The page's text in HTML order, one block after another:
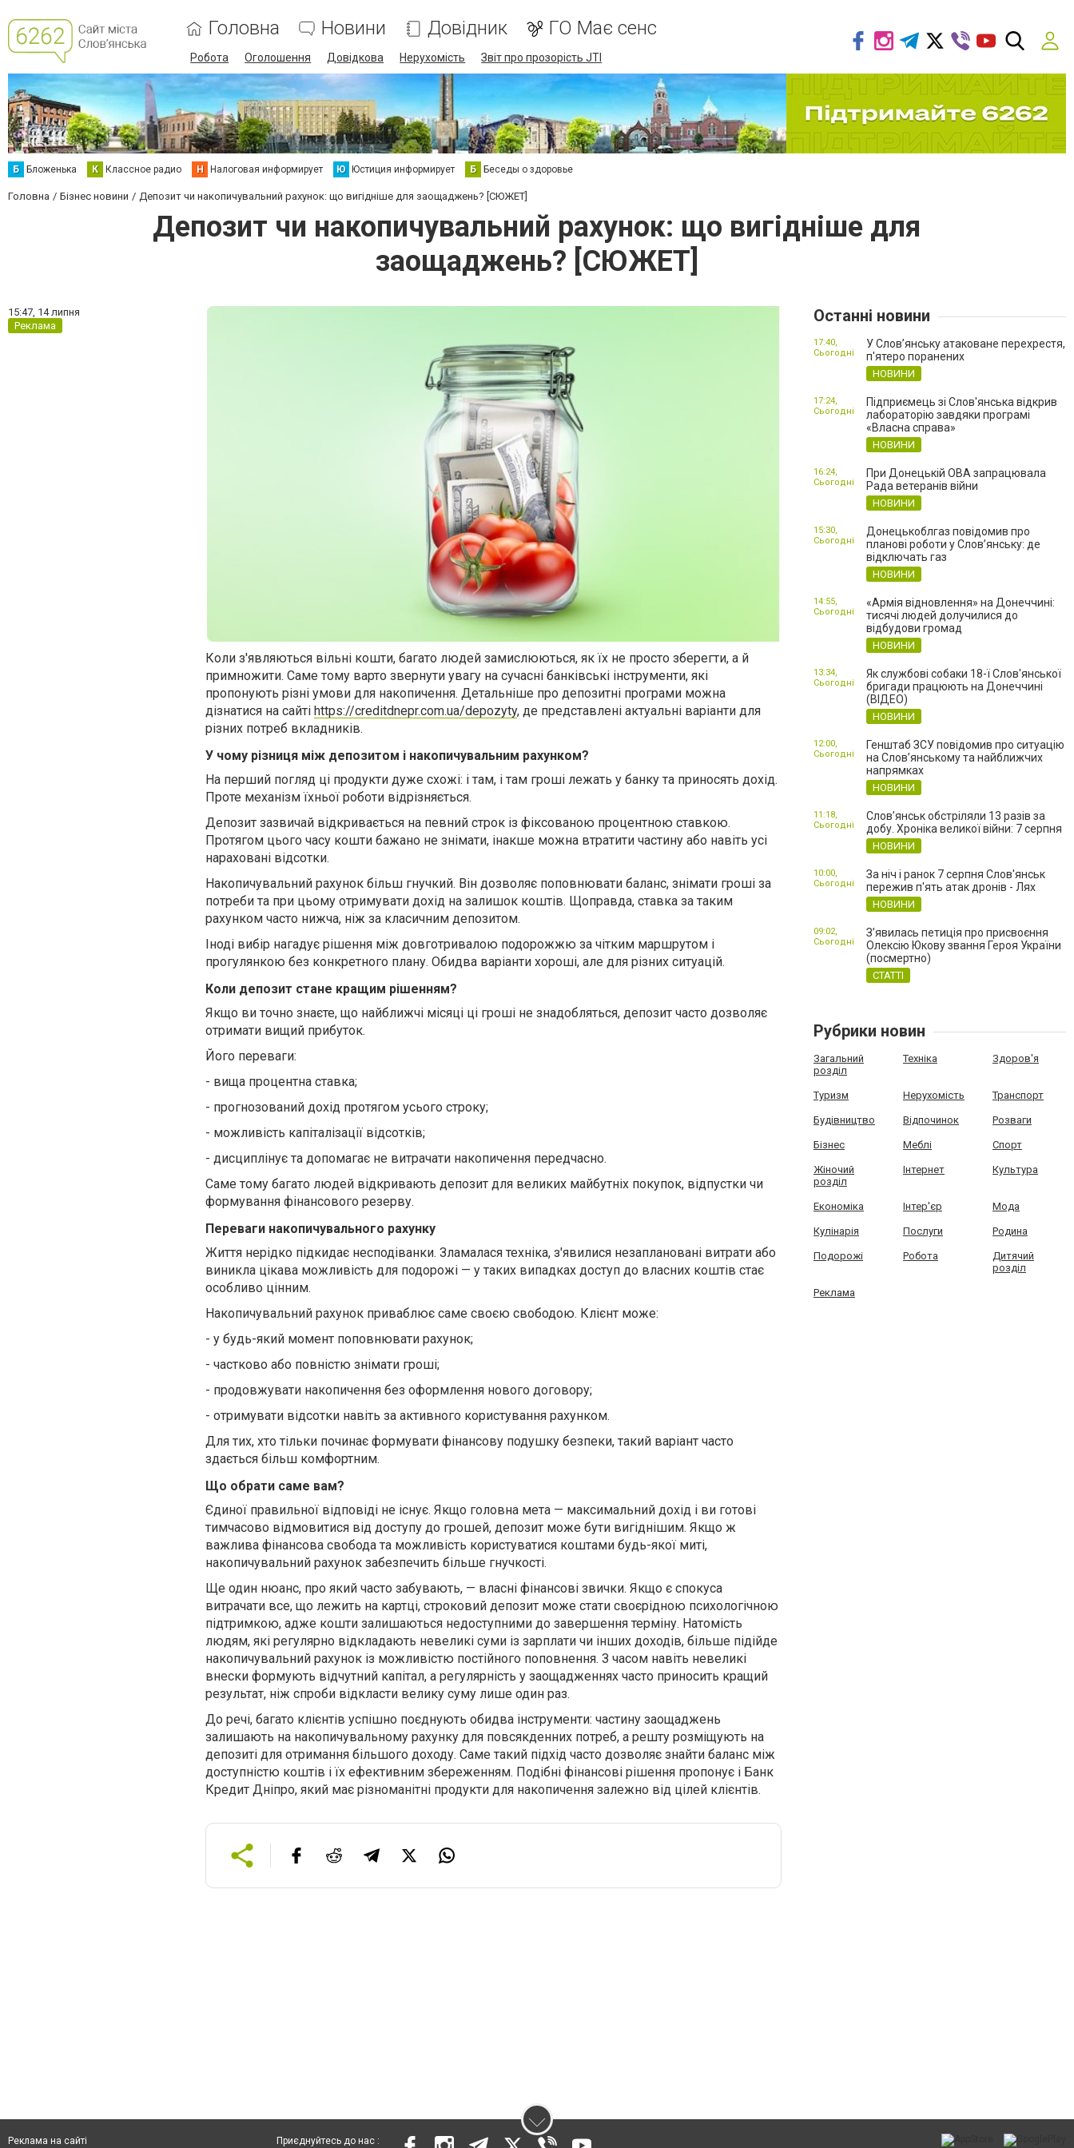
Головна Новини Довідник ГО Має сенс
Робота Оголошення Довідкова Нерухомість Звіт про прозорість JTI
Б Бложенька К Классное радио Н Налоговая информирует Ю Юстиция информирует Б Беседы о здоровье
Головна Бізнес новини Депозит чи накопичувальний рахунок: що вигідніше для заощаджень? [СЮЖЕТ]
Депозит чи накопичувальний рахунок: що вигідніше для
заощаджень? [СЮЖЕТ]
15:47, 14 липня
Реклама
Коли з'являються вільні кошти, багато людей замислюються, як їх не просто зберегти, а й
примножити. Саме тому варто звернути увагу на сучасні банківські інструменти, які
пропонують різні умови для накопичення. Детальніше про депозитні програми можна
дізнатися на сайті https://creditdnepr.com.ua/depozyty, де представлені актуальні варіанти для
різних потреб вкладників.
У чому різниця між депозитом і накопичувальним рахунком?
На перший погляд ці продукти дуже схожі: і там, і там гроші лежать у банку та приносять дохід.
Проте механізм їхньої роботи відрізняється.
Депозит зазвичай відкривається на певний строк із фіксованою процентною ставкою.
Протягом цього часу кошти бажано не знімати, інакше можна втратити частину або навіть усі
нараховані відсотки.
Накопичувальний рахунок більш гнучкий. Він дозволяє поповнювати баланс, знімати гроші за
потреби та при цьому отримувати дохід на залишок коштів. Щоправда, ставка за таким
рахунком часто нижча, ніж за класичним депозитом.
Іноді вибір нагадує рішення між довготривалою подорожжю за чітким маршрутом і
прогулянкою без конкретного плану. Обидва варіанти хороші, але для різних ситуацій.
Коли депозит стане кращим рішенням?
Якщо ви точно знаєте, що найближчі місяці ці гроші не знадобляться, депозит часто дозволяє
отримати вищий прибуток.
Його переваги:
- вища процентна ставка;
- прогнозований дохід протягом усього строку;
- можливість капіталізації відсотків;
- дисциплінує та допомагає не витрачати накопичення передчасно.
Саме тому багато людей відкривають депозит для великих майбутніх покупок, відпустки чи
формування фінансового резерву.
Переваги накопичувального рахунку
Життя нерідко підкидає несподіванки. Зламалася техніка, з'явилися незаплановані витрати або
виникла цікава можливість для подорожі — у таких випадках доступ до власних коштів стає
особливо цінним.
Накопичувальний рахунок приваблює саме своєю свободою. Клієнт може:
- у будь-який момент поповнювати рахунок;
- частково або повністю знімати гроші;
- продовжувати накопичення без оформлення нового договору;
- отримувати відсотки навіть за активного користування рахунком.
Для тих, хто тільки починає формувати фінансову подушку безпеки, такий варіант часто
здається більш комфортним.
Що обрати саме вам?
Єдиної правильної відповіді не існує. Якщо головна мета — максимальний дохід і ви готові
тимчасово відмовитися від доступу до грошей, депозит може бути вигіднішим. Якщо ж
важлива фінансова свобода та можливість користуватися коштами будь-якої миті,
накопичувальний рахунок забезпечить більше гнучкості.
Ще один нюанс, про який часто забувають, — власні фінансові звички. Якщо є спокуса
витрачати все, що лежить на картці, строковий депозит може стати своєрідною психологічною
підтримкою, адже кошти залишаються недоступними до завершення терміну. Натомість
людям, які регулярно відкладають невеликі суми із зарплати чи інших доходів, більше підійде
накопичувальний рахунок із можливістю постійного поповнення. З часом навіть невеликі
внески формують відчутний капітал, а регулярність у заощадженнях часто приносить кращий
результат, ніж спроби відкласти велику суму лише один раз.
До речі, багато клієнтів успішно поєднують обидва інструменти: частину заощаджень
залишають на накопичувальному рахунку для повсякденних потреб, а решту розміщують на
депозиті для отримання більшого доходу. Саме такий підхід часто дозволяє знайти баланс між
доступністю коштів і їх ефективним збереженням. Подібні фінансові рішення пропонує і Банк
Кредит Дніпро, який має різноманітні продукти для накопичення залежно від цілей клієнтів.
Останні новини
У Слов’янську атаковане перехрестя,
п'ятеро поранених
НОВИНИ
17:40,
Сьогодні
Підприємець зі Слов'янська відкрив
лабораторію завдяки програмі
«Власна справа»
НОВИНИ
17:24,
Сьогодні
При Донецькій ОВА запрацювала
Рада ветеранів війни
НОВИНИ
16:24,
Сьогодні
Донецькоблгаз повідомив про
планові роботи у Слов’янську: де
відключать газ
НОВИНИ
15:30,
Сьогодні
«Армія відновлення» на Донеччині:
тисячі людей долучилися до
відбудови громад
НОВИНИ
14:55,
Сьогодні
Як службові собаки 18-ї Слов'янської
бригади працюють на Донеччині
(ВІДЕО)
НОВИНИ
13:34,
Сьогодні
Генштаб ЗСУ повідомив про ситуацію
на Слов’янському та найближчих
напрямках
НОВИНИ
12:00,
Сьогодні
Слов’янськ обстріляли 13 разів за
добу. Хроніка великої війни: 7 серпня
НОВИНИ
11:18,
Сьогодні
За ніч і ранок 7 серпня Слов'янськ
пережив п'ять атак дронів - Лях
НОВИНИ
10:00,
Сьогодні
З’явилась петиція про присвоєння
Олексію Юкову звання Героя України
(посмертно)
СТАТТІ
09:02,
Сьогодні
Рубрики новин
Загальний
розділ
Техніка Здоров'я
Туризм Нерухомість Транспорт
Будівництво Відпочинок Розваги
Бізнес Меблі Спорт
Жіночий
розділ
Інтернет Культура
Економіка Інтер'єр Мода
Кулінарія Послуги Родина
Подорожі Робота
Дитячий
розділ
Реклама
Реклама на сайті Приєднуйтесь до нас :